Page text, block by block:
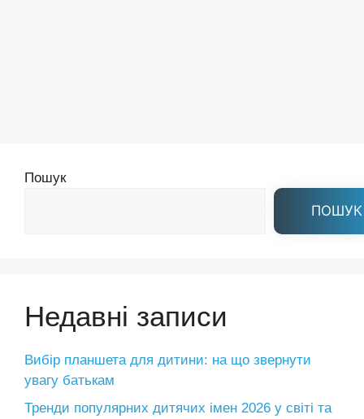
Пошук
ПОШУК
Недавні записи
Вибір планшета для дитини: на що звернути
увагу батькам
Тренди популярних дитячих імен 2026 у світі та